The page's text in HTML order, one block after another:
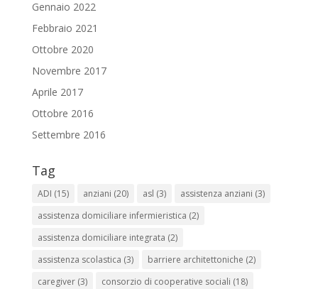
Gennaio 2022
Febbraio 2021
Ottobre 2020
Novembre 2017
Aprile 2017
Ottobre 2016
Settembre 2016
Tag
ADI (15) anziani (20) asl (3) assistenza anziani (3)
assistenza domiciliare infermieristica (2)
assistenza domiciliare integrata (2)
assistenza scolastica (3) barriere architettoniche (2)
caregiver(3) consorzio di cooperative sociali (18)